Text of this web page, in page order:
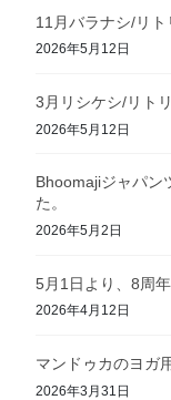
11月バラナシ/リ
2026年5月12日
3月リシケシ/リト
2026年5月12日
Bhoomajiジャパン
た。
2026年5月2日
5月1日より、8周
2026年4月12日
マンドゥカのヨガ
2026年3月31日